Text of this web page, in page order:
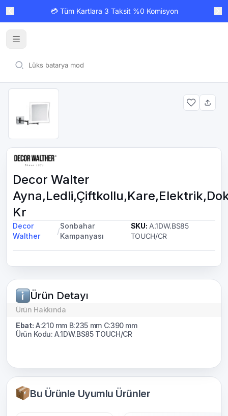
💳 Tüm Kartlara 3 Taksit %0 Komisyon
Decor Walter
Kr
Decor
Walther
/
Sonbahar
Kampanyası
SKU: A.1DW.BS85
TOUCH/CR
Bu Ürünle Uyumlu Ürünler
Ürün Detayı
Ürün Hakkında
Ebat: A:210 mm B:235 mm C:390 mm
Ürün Kodu: A.1DW.BS85 TOUCH/CR